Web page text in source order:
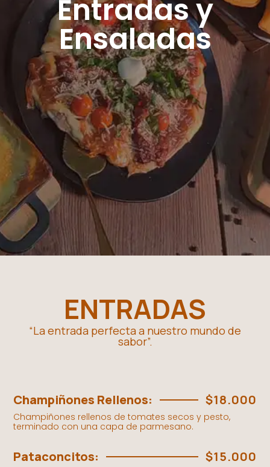
Entradas y
Ensaladas
ENTRADAS
“La entrada perfecta a nuestro mundo de
sabor”.
Champiñones Rellenos: $18.000
Champiñones rellenos de tomates secos y pesto,
terminado con una capa de parmesano.
Pataconcitos: $15.000